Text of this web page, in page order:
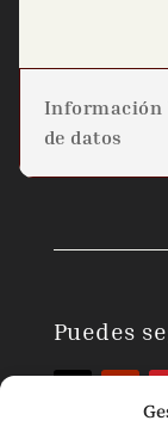
Información
de datos
Puedes